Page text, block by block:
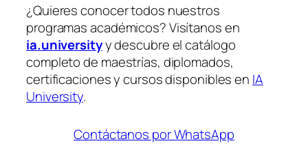
¿Quieres conocer todos nuestros
programas académicos? Visítanos en
ia.universityy descubre el catálogo
completo de maestrías, diplomados,
certificaciones y cursos disponibles en IA
University.
Contáctanos por WhatsApp